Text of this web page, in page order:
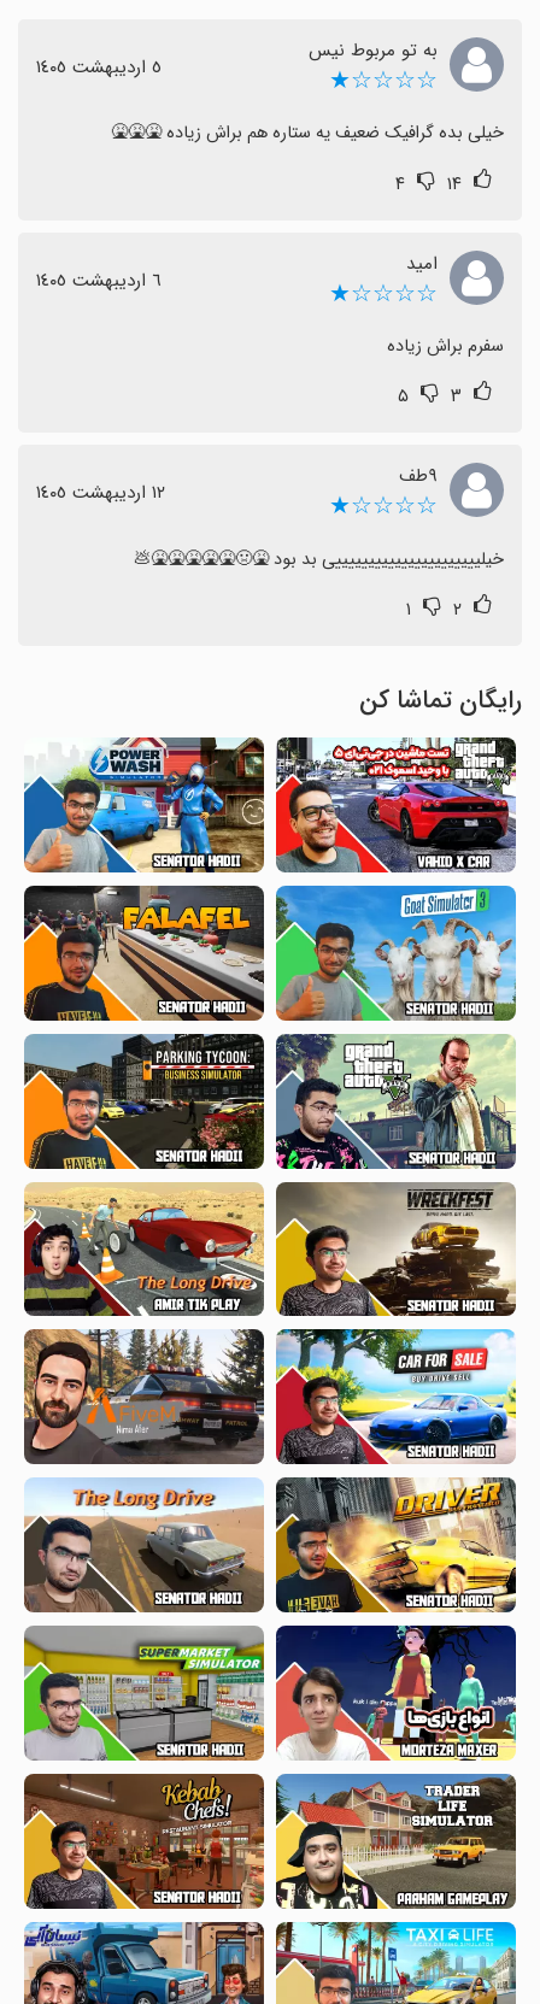
به تو مربوط نیس
☆☆☆☆★ ٥ اردیبهشت ١٤٠٥
خیلی بده گرافیک ضعیف یه ستاره هم براش زیاده 🤮🤮🤮
۱۴ ۴
امید
☆☆☆☆★ ٦ اردیبهشت ١٤٠٥
سفرم براش زیاده
۳ ۵
٩طف
☆☆☆☆★ ١٢ اردیبهشت ١٤٠٥
خیلییییییییییییییییییییییی بد بود 🤮🤢🤮🤮🤮🤮🤮💩
۲ ۱
رایگان تماشا کن